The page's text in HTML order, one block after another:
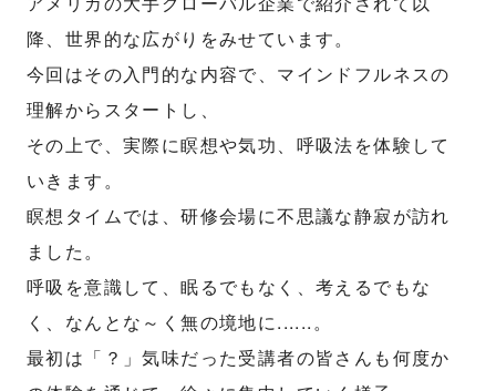
降、世界的な広がりをみせています。
今回はその入門的な内容で、マインドフルネスの
理解からスタートし、
その上で、実際に瞑想や気功、呼吸法を体験して
いきます。
瞑想タイムでは、研修会場に不思議な静寂が訪れ
ました。
呼吸を意識して、眠るでもなく、考えるでもな
く、なんとな～く無の境地に......。
最初は「？」気味だった受講者の皆さんも何度か